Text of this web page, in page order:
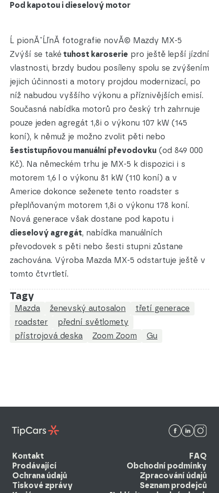
Pod kapotou i dieselový motor
Ĺ pionĂˇĹľnĂ­ fotografie novĂ© Mazdy MX-5
Zvýší se také tuhost karoserie pro ještě lepší jízdní
vlastnosti, brzdy budou posíleny spolu se zvýšením
jejich účinnosti a motory projdou modernizací, po
níž nabudou vyššího výkonu a příznivějších emisí.
Současná nabídka motorů pro český trh zahrnuje
pouze jeden agregát 1,8i o výkonu 107 kW (145
koní), k němuž je možno zvolit pěti nebo
šestistupňovou manuální převodovku (od 849 000
Kč). Na německém trhu je MX-5 k dispozici i s
motorem 1,6 l o výkonu 81 kW (110 koní) a v
Americe dokonce seženete tento roadster s
přeplňovaným motorem 1,8i o výkonu 178 koní.
Nová generace však dostane pod kapotu i
dieselový agregát, nabídka manuálních
převodovek s pěti nebo šesti stupni zůstane
zachována. Výroba Mazda MX-5 odstartuje ještě v
tomto čtvrtletí.
Tagy
Mazda ženevský autosalon
třetí generace
roadster
přední světlomety
přístrojová deska
Zoom Zoom Gu
Kontakt
FAQ
Prodávající
Obchodní podmínky
Ochrana údajů
Zpracování údajů
Tiskové zprávy
Seznam prodejců